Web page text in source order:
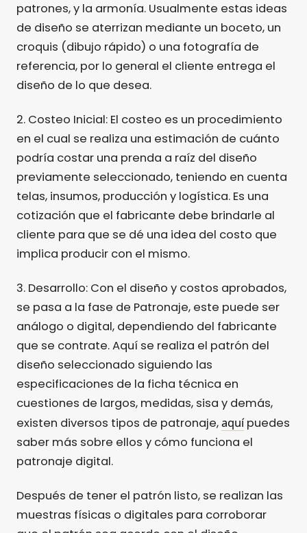
patrones, y la armonía. Usualmente estas ideas
de diseño se aterrizan mediante un boceto, un
croquis (dibujo rápido) o una fotografía de
referencia, por lo general el cliente entrega el
diseño de lo que desea.
2. Costeo Inicial: El costeo es un procedimiento
en el cual se realiza una estimación de cuánto
podría costar una prenda a raíz del diseño
previamente seleccionado, teniendo en cuenta
telas, insumos, producción y logística. Es una
cotización que el fabricante debe brindarle al
cliente para que se dé una idea del costo que
implica producir con el mismo.
3. Desarrollo: Con el diseño y costos aprobados,
se pasa a la fase de Patronaje, este puede ser
análogo o digital, dependiendo del fabricante
que se contrate. Aquí se realiza el patrón del
diseño seleccionado siguiendo las
especificaciones de la ficha técnica en
cuestiones de largos, medidas, sisa y demás,
existen diversos tipos de patronaje,aquípuedes
saber más sobre ellos y cómo funciona el
patronaje digital.
Después de tener el patrón listo, se realizan las
muestras físicas o digitales para corroborar